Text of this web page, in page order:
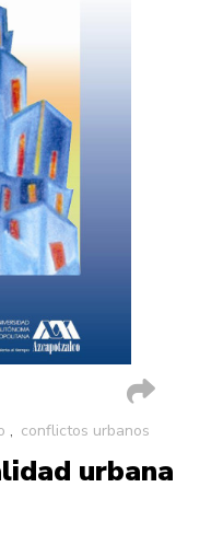
conflictos urbanos
urbana